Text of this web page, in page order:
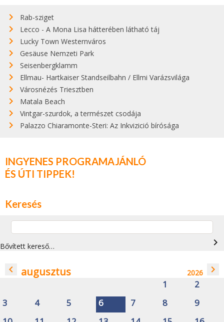
Rab-sziget
Lecco - A Mona Lisa hátterében látható táj
Lucky Town Westernváros
Gesäuse Nemzeti Park
Seisenbergklamm
Ellmau- Hartkaiser Standseilbahn / Ellmi Varázsvilága
Városnézés Triesztben
Matala Beach
Vintgar-szurdok, a természet csodája
Palazzo Chiaramonte-Steri: Az Inkvizició bírósága
INGYENES PROGRAMAJÁNLÓ
ÉS ÚTI TIPPEK!
Keresés
Bővített kereső… navigate_next
navigate_before augusztus 2026 navigate_next
1
2
3
4 5 6 7 8
9